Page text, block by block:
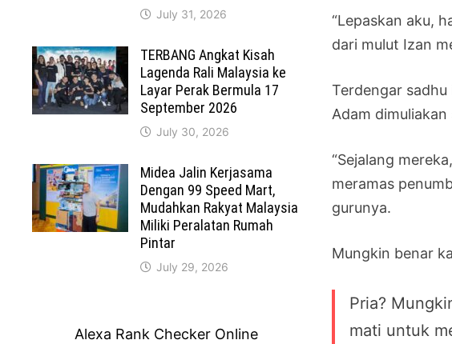
“Lepaskan aku,
dari mulut Izan
Terdengar
Adam
“Sejalang
meramas
gurunya.
Mungkin benar
Pria?
mati untuk
July 31, 2026
TERBANG Angkat Kisah
Lagenda Rali Malaysia ke
Layar Perak Bermula 17
September 2026
July 30, 2026
Midea Jalin Kerjasama
Dengan 99 Speed Mart,
Mudahkan Rakyat Malaysia
Miliki Peralatan Rumah
Pintar
July 29, 2026
Alexa Rank Checker Online